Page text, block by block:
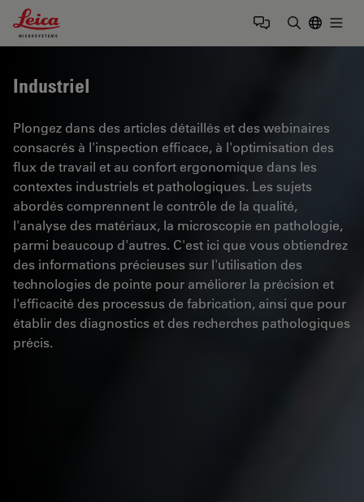
Leica Microsystems Logo
Industriel
Plongez dans des articles détaillés et des webinaires
consacrés à l'inspection efficace, à l'optimisation des
flux de travail et au confort ergonomique dans les
contextes industriels et pathologiques. Les sujets
abordés comprennent le contrôle de la qualité,
l'analyse des matériaux, la microscopie en pathologie,
parmi beaucoup d'autres. C'est ici que vous obtiendrez
des informations précieuses sur l'utilisation des
technologies de pointe pour améliorer la précision et
l'efficacité des processus de fabrication, ainsi que pour
établir des diagnostics et des recherches pathologiques
précis.